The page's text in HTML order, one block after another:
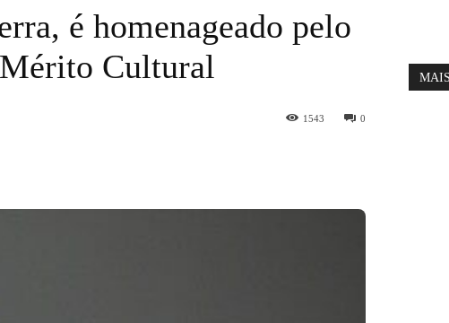
é homenageado pelo
Cultural
0
1543